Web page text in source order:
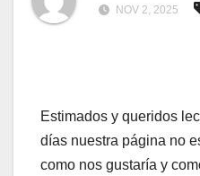
NOV 2, 2025
Estimados y queridos
días nuestra página no
como nos gustaría y